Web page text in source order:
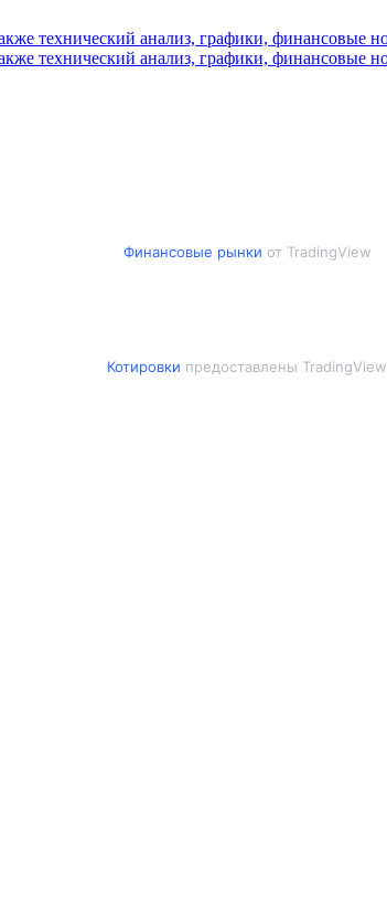
Финансовые рынки от TradingView
Котировки предоставлены TradingView